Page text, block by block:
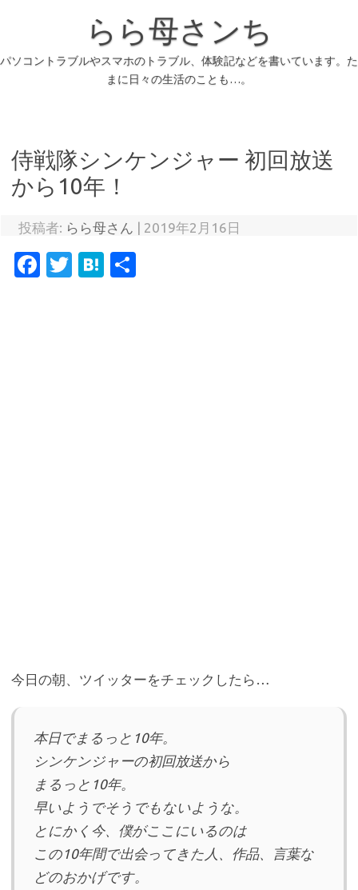
らら母さンち
パソコントラブルやスマホのトラブル、体験記などを書いています。た
まに日々の生活のことも…。
侍戦隊シンケンジャー 初回放送
から10年！
投稿者: らら母さん | 2019年2月16日
Fa
T
H
今日の朝、ツイッターをチェックしたら…
本日でまるっと10年。
シンケンジャーの初回放送から
まるっと10年。
早いようでそうでもないような。
とにかく今、僕がここにいるのは
この10年間で出会ってきた人、作品、言葉な
どのおかげです。